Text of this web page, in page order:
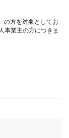
の方を対象としてお
事業主の方につきま